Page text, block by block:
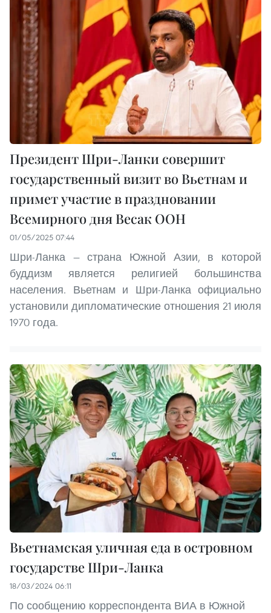
Президент Шри-Ланки совершит
государственный визит во Вьетнам и
примет участие в праздновании
Всемирного дня Весак ООН
01/05/2025 07:44
Шри-Ланка — страна Южной Азии, в которой
буддизм является религией большинства
населения. Вьетнам и Шри-Ланка официально
установили дипломатические отношения 21 июля
1970 года.
Вьетнамская уличная еда в островном
государстве Шри-Ланка
18/03/2024 06:11
По сообщению корреспондента ВИА в Южной